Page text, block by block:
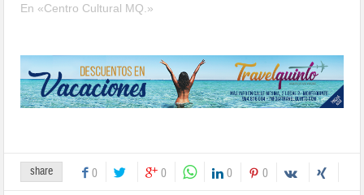
En «Centro Cultural MQ.»
share 0 0 0 0